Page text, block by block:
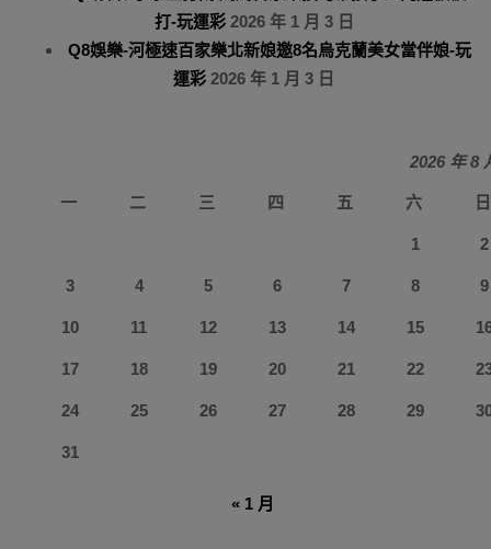
打-玩運彩 2026 年 1 月 3 日
Q8娛樂-河極速百家樂北新娘邀8名烏克蘭美女當伴娘-玩
運彩 2026 年 1 月 3 日
2026 年 8
一 二 三 四 五 六
1 2
3 4 5 6 7 8 9
10 11 12 13 14 15
17 18 19 20 21 22
24 25 26 27 28 29
31
« 1 月